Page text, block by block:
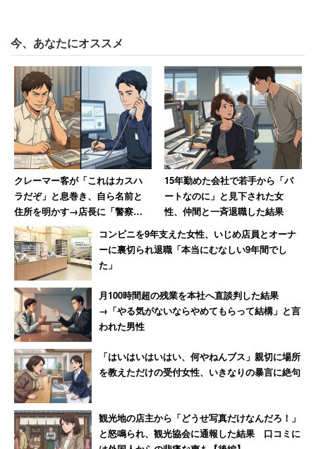
いるホールへの苦言を呈していた。「どの口が言うかね」
と呆れてしまったが、全日遊連側はもう2か月近く、そう
いう気分を味わい続けていたんだろうなぁ（汗）
その全日遊連は4月に「緊急事態宣言による全日遊連の対
応について」という声明を出している。その中に「全ての
広告宣伝の自粛について、今後緊急事態宣言や休業要請が
解除された際も、新型コロナウイルス感染症の拡大防止の
観点から、5月31日まで取組の継続を要請」という一文を
見ることができる。
仮に緊急事態宣言が6日に解除されたとしても、様々なリ
スクを考えると月末までの休業が妥当と睨んでいた、とい
うことになる。この見方は正しいと思う。しかし、要請だ
けだとさすがに今後さらに延長された営業自粛には耐えら
れなくなるホールは続出する。
パチンコホールの営業には、その他の業種で生じる人件
費、福利厚生費、水道光熱費、それから地代家賃だけでな
く、設備のリース料、毎月の新台導入でかかる機械代など
今、あなたにオススメ
クレーマー客が「これはカスハ
ラだぞ」と息巻き、自ら名前と
住所を明かす→店長に「警察に
相談します」と撃退される
15年勤めた会社で若手から「パ
ートなのに」と見下された女
性、仲間と一斉退職した結果
コンビニを9年支えた女性、いじめ店員とオーナ
ーに裏切られ退職「本当にむなしい9年間でし
た」
月100時間超の残業を本社へ直談判した結果
→「やる気がないならやめてもらって結構」と言
われた男性
「はいはいはいはい、何やねんブス」親切に場所
を教えただけの受付女性、いきなりの暴言に絶句
観光地の店主から「どうせ写真だけなんだろ！」
と怒鳴られ、観光協会に通報した結果 口コミに